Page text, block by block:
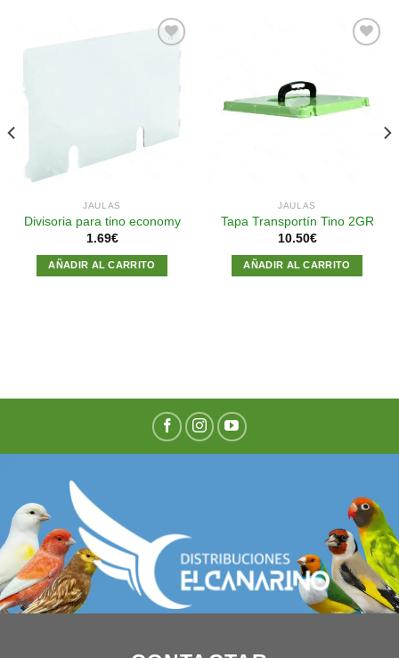
deseos
JAULAS
Divisoria para tino economy
1.69€
AÑADIR AL CARRITO
a la
lista de
JAULAS
Tapa Transportín Tino 2GR
10.50€
AÑADIR AL CARRITO